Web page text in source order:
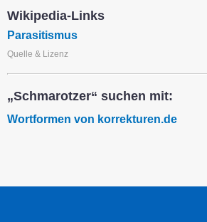
Wikipedia-Links
Parasitismus
Quelle & Lizenz
„Schmarotzer“ suchen mit:
Wortformen von korrekturen.de